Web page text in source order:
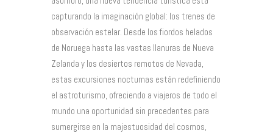
capturando la imaginación global: los trenes de
observación estelar. Desde los fiordos helados
de Noruega hasta las vastas llanuras de Nueva
Zelanda y los desiertos remotos de Nevada,
estas excursiones nocturnas están redefiniendo
el astroturismo, ofreciendo a viajeros de todo el
mundo una oportunidad sin precedentes para
sumergirse en la majestuosidad del cosmos,